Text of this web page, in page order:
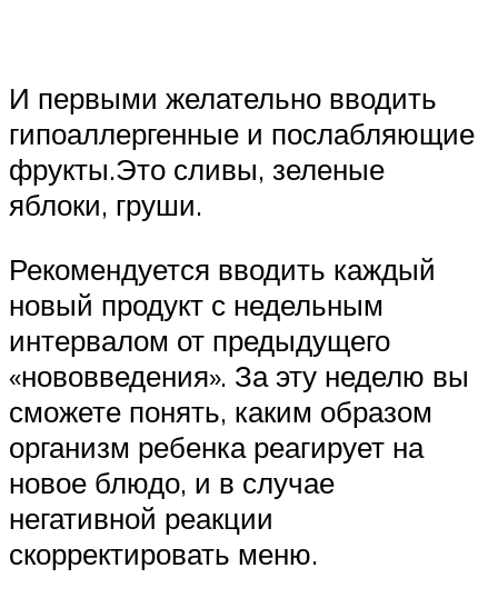
И первыми желательно вводить
гипоаллергенные и послабляющие
фрукты.Это сливы, зеленые
яблоки, груши.
Рекомендуется вводить каждый
новый продукт с недельным
интервалом от предыдущего
«нововведения». За эту неделю вы
сможете понять, каким образом
организм ребенка реагирует на
новое блюдо, и в случае
негативной реакции
скорректировать меню.